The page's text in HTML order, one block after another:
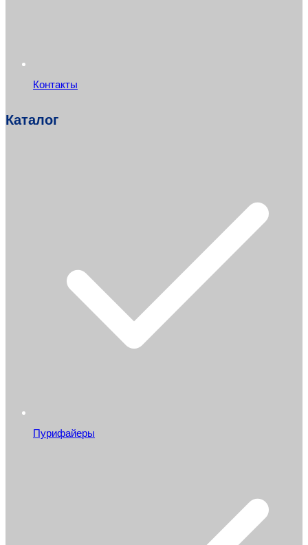
Контакты
Каталог
Пурифайеры